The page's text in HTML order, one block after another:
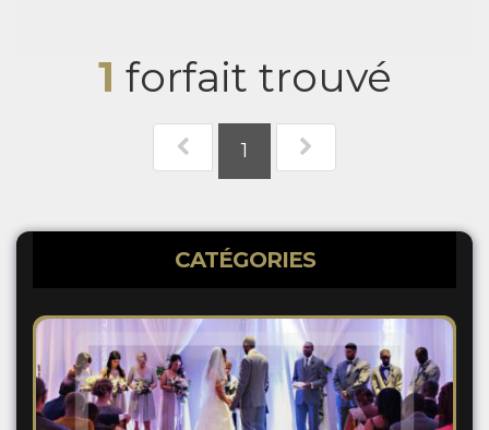
1 forfait trouvé
1
CATÉGORIES